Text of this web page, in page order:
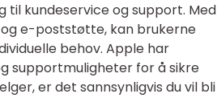
kundeservice og support. Med
e-poststøtte, kan brukerne
behov. Apple har
supportmuligheter for å sikre
er det sannsynligvis du vil bli